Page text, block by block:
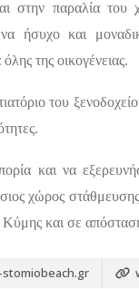
στην παραλία του
ήσυχο και
της οικογένειας.
του
και να
χώρος
Κύμης και σε